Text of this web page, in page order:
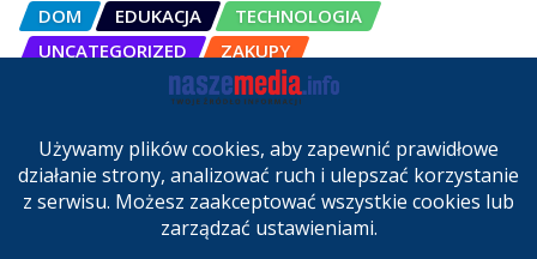
DOM EDUKACJA
TECHNOLOGIA
UNCATEGORIZED
ZAKUPY
OSCAL Pad 200 alternatywą dla
sprzedaży w Polsce
cze 27, 2026